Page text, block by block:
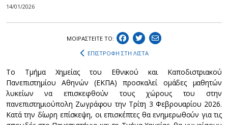
14/01/2026
ΜΟΙΡΑΣΤEIΤΕ ΤΟ:
ΕΠΙΣΤΡΟΦΗ ΣΤΗ ΛΙΣΤΑ
Το Τμήμα Χημείας του Εθνικού και Καποδιστριακού
Πανεπιστημίου Αθηνών (ΕΚΠΑ) προσκαλεί ομάδες μαθητών
λυκείων να επισκεφθούν τους χώρους του στην
πανεπιστημιούπολη Ζωγράφου την Τρίτη 3 Φεβρουαρίου 2026.
Κατά την δίωρη επίσκεψη, οι επισκέπτες θα ενημερωθούν για τις